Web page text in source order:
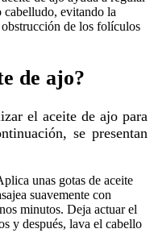
cabelludo, evitando la
de los folículos
de ajo?
se presentan
unas gotas de aceite
suavemente con
minutos. Deja actuar el
y después, lava el cabello